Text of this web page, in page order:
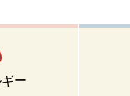
ー